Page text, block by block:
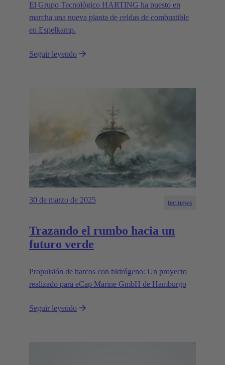
El Grupo Tecnológico HARTING ha puesto en
marcha una nueva planta de celdas de combustible
en Espelkamp.
Seguir leyendo
30 de marzo de 2025 tec.news
Trazando el rumbo hacia un
futuro verde
Propulsión de barcos con hidrógeno: Un proyecto
realizado para eCap Marine GmbH de Hamburgo
Seguir leyendo